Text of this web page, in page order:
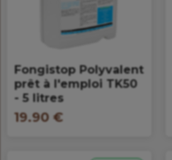
Fongistop Polyvalent
prêt à l'emploi TK50
- 5 litres
19.90 €